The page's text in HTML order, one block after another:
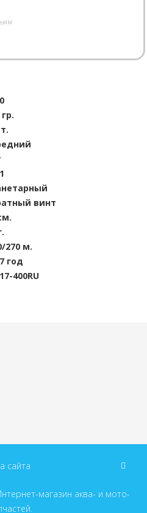
винт
270 м.
год
400RU
сайта
магазин аква- и мото-